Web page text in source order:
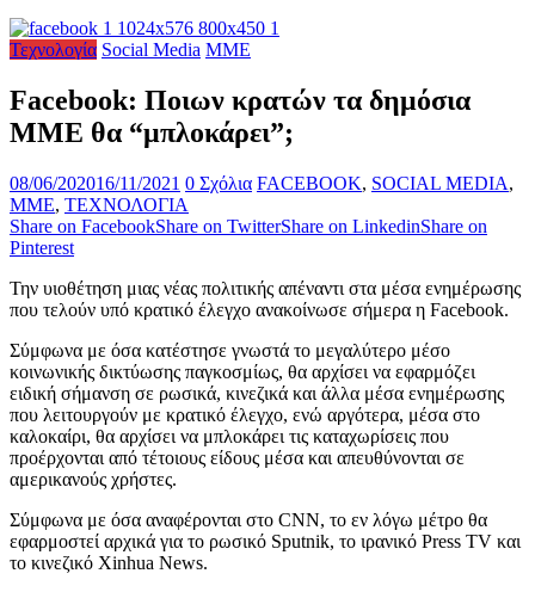
Τεχνολογία Social Media ΜΜΕ
Facebook: Ποιων κρατών τα δημόσια
ΜΜΕ θα “μπλοκάρει”;
08/06/202016/11/2021 0 Σχόλια FACEBOOK, SOCIAL MEDIA,
ΜΜΕ, ΤΕΧΝΟΛΟΓΙΑ
Share on FacebookShare on TwitterShare on LinkedinShare on
Pinterest
Την υιοθέτηση μιας νέας πολιτικής απέναντι στα μέσα ενημέρωσης
που τελούν υπό κρατικό έλεγχο ανακοίνωσε σήμερα η Facebook.
Σύμφωνα με όσα κατέστησε γνωστά το μεγαλύτερο μέσο
κοινωνικής δικτύωσης παγκοσμίως, θα αρχίσει να εφαρμόζει
ειδική σήμανση σε ρωσικά, κινεζικά και άλλα μέσα ενημέρωσης
που λειτουργούν με κρατικό έλεγχο, ενώ αργότερα, μέσα στο
καλοκαίρι, θα αρχίσει να μπλοκάρει τις καταχωρίσεις που
προέρχονται από τέτοιους είδους μέσα και απευθύνονται σε
αμερικανούς χρήστες.
Σύμφωνα με όσα αναφέρονται στο CNN, το εν λόγω μέτρο θα
εφαρμοστεί αρχικά για το ρωσικό Sputnik, το ιρανικό Press TV και
το κινεζικό Xinhua News.